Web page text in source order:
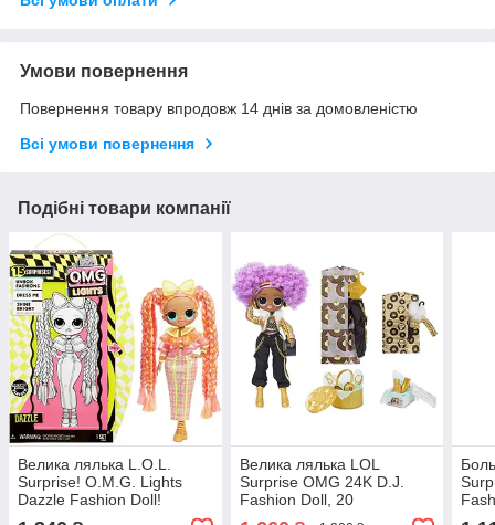
Умови повернення
Повернення товару впродовж 14 днів за домовленістю
Всі умови повернення
Подібні товари компанії
Велика лялька L.O.L.
Surprise! O.M.G. Lights
Dazzle Fashion Doll!
Велика лялька LOL
Surprise OMG 24K D.J.
Fashion Doll, 20